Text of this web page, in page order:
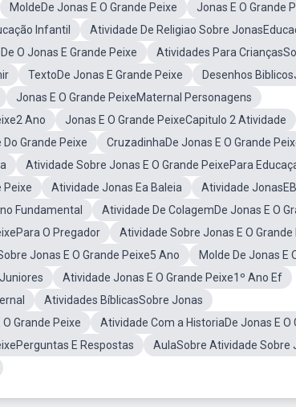
MoldeDe Jonas E O Grande Peixe
Jonas E O Grande
Infantil
Atividade De Religiao Sobre
O Jonas E Grande Peixe
Atividades Para
TextoDe Jonas E Grande Peixe
Desenhos
Jonas E O Grande PeixeMaternal Personagens
Ano
Jonas E O Grande PeixeCapitulo 2 Atividade
Grande Peixe
CruzadinhaDe Jonas E O Grande
Atividade Sobre Jonas E O Grande PeixePara
Peixe
Atividade Jonas Ea Baleia
Atividade
Fundamental
Atividade De ColagemDe Jonas E O
O Pregador
Atividade Sobre Jonas E O Grande
Jonas E O Grande Peixe5 Ano
Molde De Jonas E
Atividade Jonas E O Grande Peixe1º Ano Ef
Atividades BíblicasSobre Jonas
Grande Peixe
Atividade Com a HistoriaDe Jonas E O
E Respostas
AulaSobre Atividade Sobre